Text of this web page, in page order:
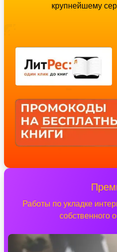
крупнейшему
Работы по укладке
собственного